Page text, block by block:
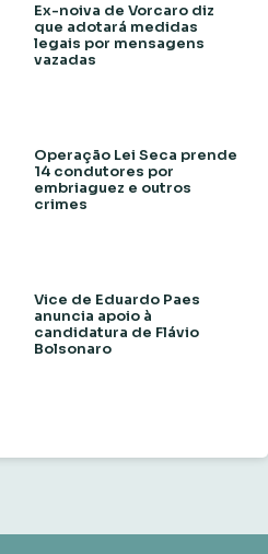
Ex-noiva de Vorcaro diz
que adotará medidas
legais por mensagens
vazadas
Operação Lei Seca prende
14 condutores por
embriaguez e outros
crimes
Vice de Eduardo Paes
anuncia apoio à
candidatura de Flávio
Bolsonaro